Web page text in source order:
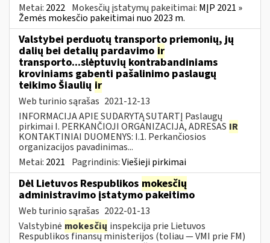
Metai: 2022 Mokesčių įstatymų pakeitimai: MĮP 2021 »
Žemės mokesčio pakeitimai nuo 2023 m.
Valstybei perduotų transporto priemonių, jų
dalių bei detalių pardavimo ir
transporto...slėptuvių kontrabandiniams
kroviniams gabenti pašalinimo paslaugų
teikimo Šiaulių ir
Web turinio sąrašas 2021-12-13
INFORMACIJA APIE SUDARYTĄ SUTARTĮ Paslaugų
pirkimai I. PERKANČIOJI ORGANIZACIJA, ADRESAS IR
KONTAKTINIAI DUOMENYS: I.1. Perkančiosios
organizacijos pavadinimas...
Metai: 2021 Pagrindinis:Viešieji pirkimai
Dėl Lietuvos Respublikos mokesčių
administravimo įstatymo pakeitimo
Web turinio sąrašas 2022-01-13
Valstybinė mokesčių inspekcija prie Lietuvos
Respublikos finansų ministerijos (toliau — VMI prie FM)